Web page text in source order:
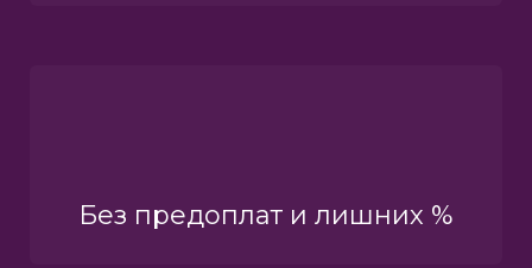
Без предоплат и лишних %